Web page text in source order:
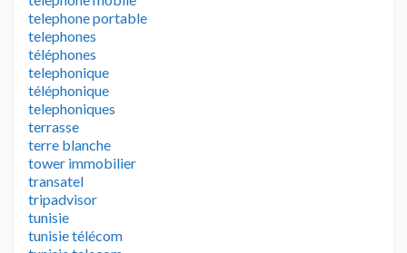
telephone portable
telephones
téléphones
telephonique
téléphonique
telephoniques
terrasse
terre blanche
tower immobilier
transatel
tripadvisor
tunisie
tunisie télécom